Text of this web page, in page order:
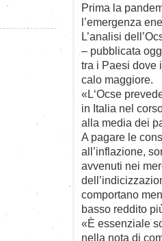
Prima la
l’emergenza
L’analisi
– pubblicata
tra i Paesi dove
calo maggiore.
«L‘Ocse
in Italia nel
alla media dei
A pagare le
all’inflazione,
avvenuti nei
comportano
basso reddito
«È essenziale
nella nota di